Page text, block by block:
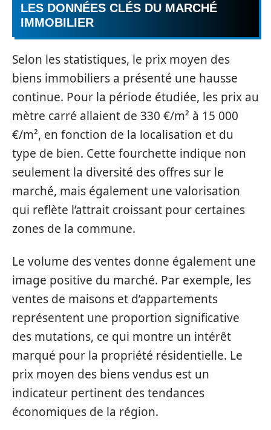
LES DONNÉES CLÉS DU MARCHÉ
IMMOBILIER
Selon les statistiques, le prix moyen des
biens immobiliers a présenté une hausse
continue. Pour la période étudiée, les prix au
mètre carré allaient de 330 €/m² à 15 000
€/m², en fonction de la localisation et du
type de bien. Cette fourchette indique non
seulement la diversité des offres sur le
marché, mais également une valorisation
qui reflète l’attrait croissant pour certaines
zones de la commune.
Le volume des ventes donne également une
image positive du marché. Par exemple, les
ventes de maisons et d’appartements
représentent une proportion significative
des mutations, ce qui montre un intérêt
marqué pour la propriété résidentielle. Le
prix moyen des biens vendus est un
indicateur pertinent des tendances
économiques de la région.